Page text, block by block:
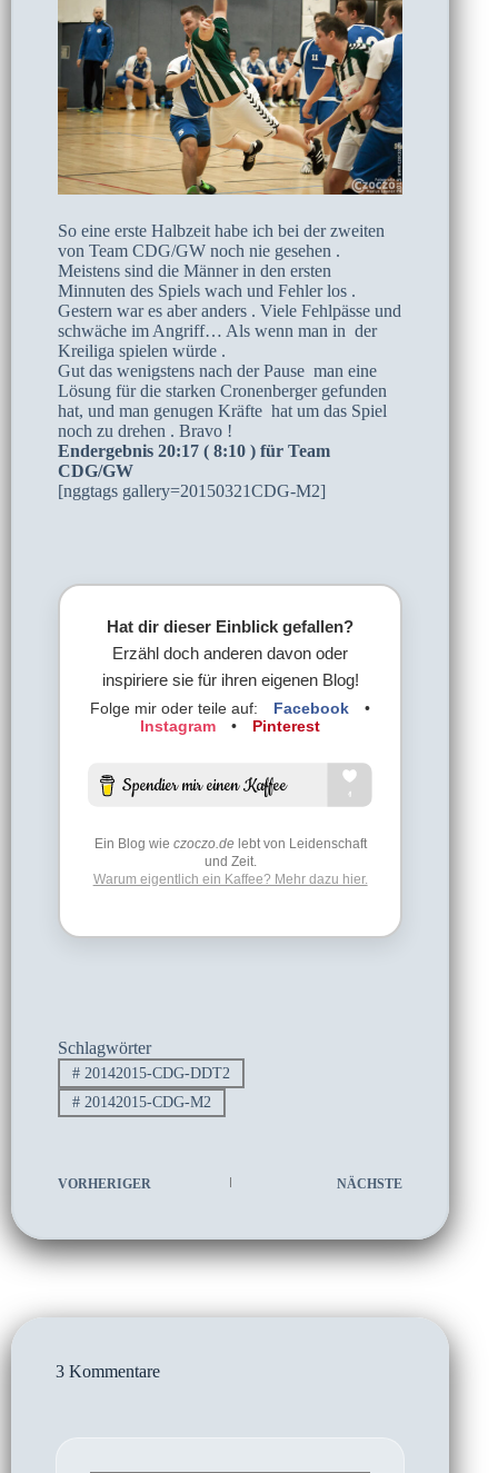
So eine erste Halbzeit habe ich bei der zweiten
von Team CDG/GW noch nie gesehen .
Meistens sind die Männer in den ersten
Minnuten des Spiels wach und Fehler los .
Gestern war es aber anders . Viele Fehlpässe und
schwäche im Angriff… Als wenn man in der
Kreiliga spielen würde .
Gut das wenigstens nach der Pause man eine
Lösung für die starken Cronenberger gefunden
hat, und man genugen Kräfte hat um das Spiel
noch zu drehen . Bravo !
Endergebnis 20:17 ( 8:10 ) für Team
CDG/GW
[nggtags gallery=20150321CDG-M2]
Hat dir dieser Einblick gefallen?
Erzähl doch anderen davon oder
inspiriere sie für ihren eigenen Blog!
Folge mir oder teile auf: Facebook
•
Instagram
• Pinterest
Ein Blog wie czoczo.delebt von Leidenschaft
und Zeit.
Warum eigentlich ein Kaffee? Mehr dazu hier.
Schlagwörter
#20142015-CDG-DDT2
#20142015-CDG-M2
VORHERIGER NÄCHSTE
3 Kommentare